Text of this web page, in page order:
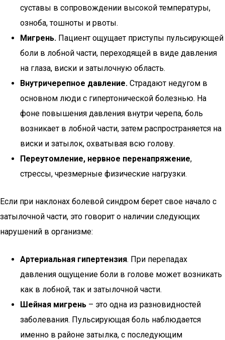
суставы в сопровождении высокой температуры,
озноба, тошноты и рвоты.
Мигрень. Пациент ощущает приступы пульсирующей
боли в лобной части, переходящей в виде давления
на глаза, виски и затылочную область.
Внутричерепное давление. Страдают недугом в
основном люди с гипертонической болезнью. На
фоне повышения давления внутри черепа, боль
возникает в лобной части, затем распространяется на
виски и затылок, охватывая всю голову.
Переутомление, нервное перенапряжение,
стрессы, чрезмерные физические нагрузки.
Если при наклонах болевой синдром берет свое начало с
затылочной части, это говорит о наличии следующих
нарушений в организме:
Артериальная гипертензия. При перепадах
давления ощущение боли в голове может возникать
как в лобной, так и затылочной части.
Шейная мигрень – это одна из разновидностей
заболевания. Пульсирующая боль наблюдается
именно в районе затылка, с последующим